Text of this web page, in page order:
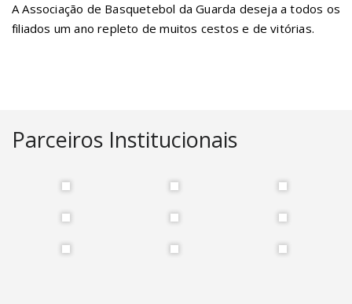
A Associação de Basquetebol da Guarda deseja a todos os
filiados um ano repleto de muitos cestos e de vitórias.
Parceiros Institucionais